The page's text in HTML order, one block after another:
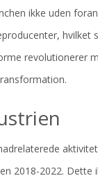
ikke uden
hvilket
revolutionerer
2018-2022. Dette